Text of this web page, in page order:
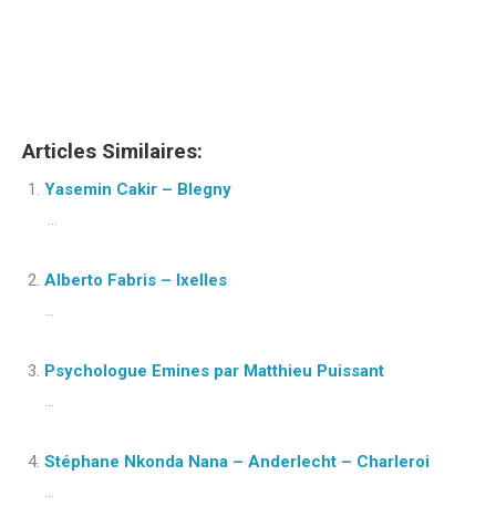
Articles Similaires:
Yasemin Cakir – Blegny
...
Alberto Fabris – Ixelles
...
Psychologue Emines par Matthieu Puissant
...
Stéphane Nkonda Nana – Anderlecht – Charleroi
...